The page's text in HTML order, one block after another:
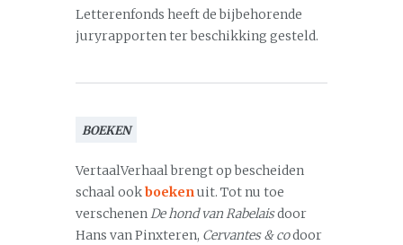
Letterenfonds heeft de bijbehorende
juryrapporten ter beschikking gesteld.
BOEKEN
VertaalVerhaal brengt op bescheiden
schaal ookboekenuit. Tot nu toe
verschenenDe hond van Rabelaisdoor
Hans van Pinxteren, Cervantes & codoor